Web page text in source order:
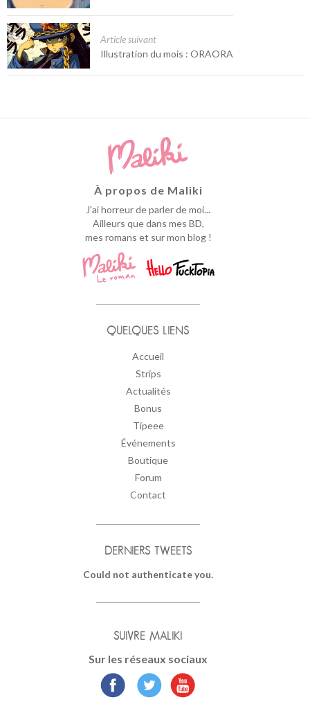
Article suivant
Illustration du mois : ORAORA
À propos de Maliki
J'ai horreur de parler de moi...
Ailleurs que dans mes BD,
mes romans et sur mon blog !
QUELQUES LIENS
Accueil
Strips
Actualités
Bonus
Tipeee
Événements
Boutique
Forum
Contact
DERNIERS TWEETS
Could not authenticate you.
SUIVRE MALIKI
Sur les réseaux sociaux